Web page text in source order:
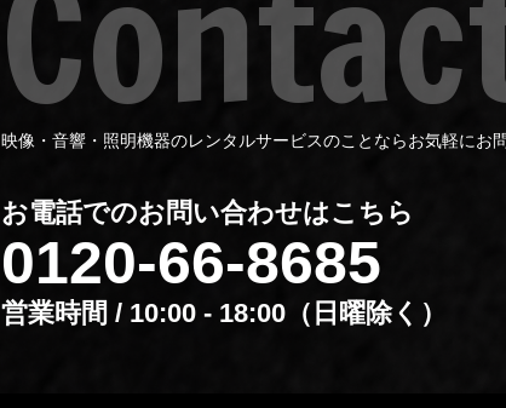
映像・音響・照明機器のレンタルサービスのことならお気軽にお
お電話でのお問い合わせはこちら
0120-66-8685
営業時間 / 10:00 - 18:00（⽇曜除く）